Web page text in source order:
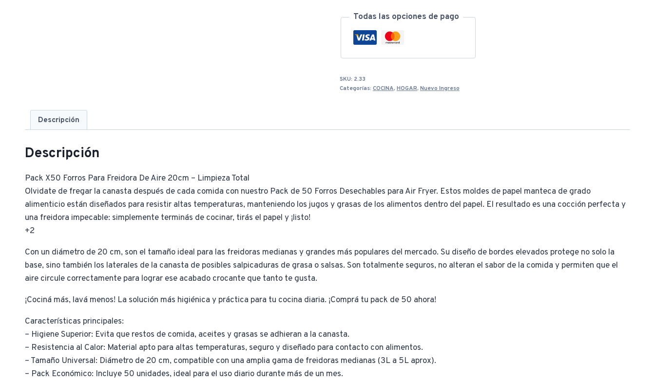
Todas las opciones de pago
SKU: 2.33
Categorías: COCINA, HOGAR, Nuevo Ingreso
Descripción
Descripción
Pack X50 Forros Para Freidora De Aire 20cm – Limpieza Total
Olvidate de fregar la canasta después de cada comida con nuestro Pack de 50 Forros Desechables para Air Fryer. Estos moldes de papel manteca de grado
alimenticio están diseñados para resistir altas temperaturas, manteniendo los jugos y grasas de los alimentos dentro del papel. El resultado es una cocción perfecta y
una freidora impecable: simplemente terminás de cocinar, tirás el papel y ¡listo!
+2
Con un diámetro de 20 cm, son el tamaño ideal para las freidoras medianas y grandes más populares del mercado. Su diseño de bordes elevados protege no solo la
base, sino también los laterales de la canasta de posibles salpicaduras de grasa o salsas. Son totalmente seguros, no alteran el sabor de la comida y permiten que el
aire circule correctamente para lograr ese acabado crocante que tanto te gusta.
¡Cociná más, lavá menos! La solución más higiénica y práctica para tu cocina diaria. ¡Comprá tu pack de 50 ahora!
Características principales:
– Higiene Superior: Evita que restos de comida, aceites y grasas se adhieran a la canasta.
– Resistencia al Calor: Material apto para altas temperaturas, seguro y diseñado para contacto con alimentos.
– Tamaño Universal: Diámetro de 20 cm, compatible con una amplia gama de freidoras medianas (3L a 5L aprox).
– Pack Económico: Incluye 50 unidades, ideal para el uso diario durante más de un mes.